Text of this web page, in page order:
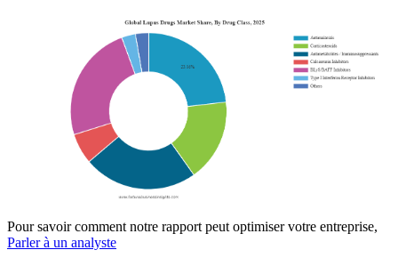
Pour savoir comment notre rapport peut optimiser votre entreprise,
Parler à un analyste